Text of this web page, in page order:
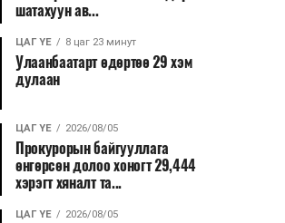
шатахуун ав...
ЦАГ ҮЕ 8 цаг 23 минут
Улаанбаатарт өдөртөө 29 хэм
дулаан
ЦАГ ҮЕ 2026/08/05
Прокурорын байгууллага
өнгөрсөн долоо хоногт 29,444
хэрэгт хяналт та...
ЦАГ ҮЕ 2026/08/05